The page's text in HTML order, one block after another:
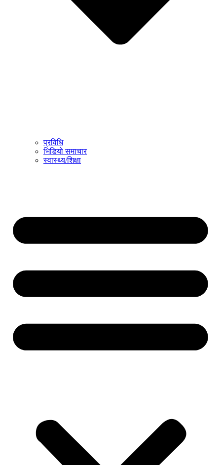
प्रविधि
भिडियो समाचार
स्वास्थ्य/शिक्षा